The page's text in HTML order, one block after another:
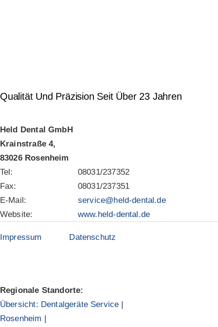
Qualität Und Präzision Seit Über 23 Jahren
Held Dental GmbH
Krainstraße 4,
83026 Rosenheim
Tel:
08031/237352
Fax:
08031/237351
E-Mail:
service@held-dental.de
Website:
www.held-dental.de
Impressum Datenschutz
Regionale Standorte:
Übersicht: Dentalgeräte Service |
Rosenheim |